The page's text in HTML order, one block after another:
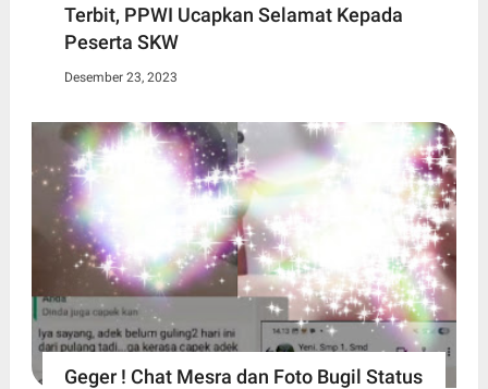
Terbit, PPWI Ucapkan Selamat Kepada
Peserta SKW
Desember 23, 2023
Geger ! Chat Mesra dan Foto Bugil Status